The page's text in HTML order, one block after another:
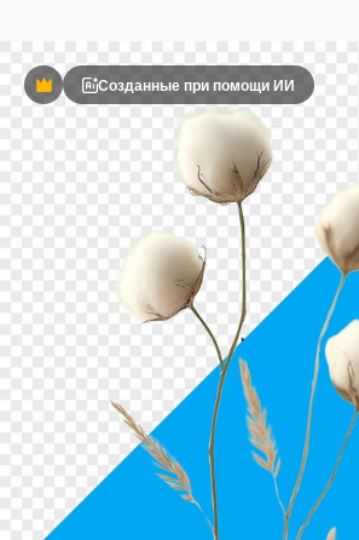
ПремиумСозданные при помощи ИИ